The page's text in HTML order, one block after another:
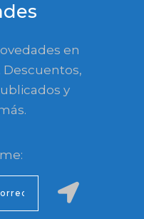
en
Descuentos,
y